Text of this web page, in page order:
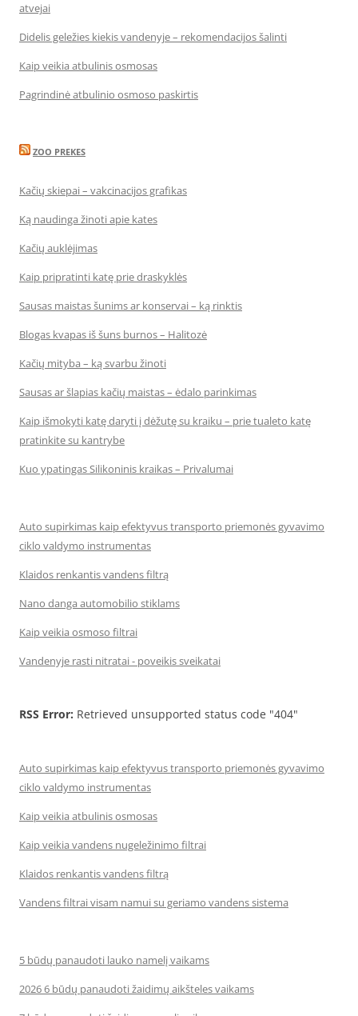
atvejai
Didelis geležies kiekis vandenyje – rekomendacijos šalinti
Kaip veikia atbulinis osmosas
Pagrindinė atbulinio osmoso paskirtis
ZOO PREKES
Kačių skiepai – vakcinacijos grafikas
Ką naudinga žinoti apie kates
Kačių auklėjimas
Kaip pripratinti katę prie draskyklės
Sausas maistas šunims ar konservai – ką rinktis
Blogas kvapas iš šuns burnos – Halitozė
Kačių mityba – ką svarbu žinoti
Sausas ar šlapias kačių maistas – ėdalo parinkimas
Kaip išmokyti katę daryti į dėžutę su kraiku – prie tualeto katę
pratinkite su kantrybe
Kuo ypatingas Silikoninis kraikas – Privalumai
Auto supirkimas kaip efektyvus transporto priemonės gyvavimo
ciklo valdymo instrumentas
Klaidos renkantis vandens filtrą
Nano danga automobilio stiklams
Kaip veikia osmoso filtrai
Vandenyje rasti nitratai - poveikis sveikatai
RSS Error: Retrieved unsupported status code "404"
Auto supirkimas kaip efektyvus transporto priemonės gyvavimo
ciklo valdymo instrumentas
Kaip veikia atbulinis osmosas
Kaip veikia vandens nugeležinimo filtrai
Klaidos renkantis vandens filtrą
Vandens filtrai visam namui su geriamo vandens sistema
5 būdų panaudoti lauko namelį vaikams
2026 6 būdų panaudoti žaidimų aikšteles vaikams